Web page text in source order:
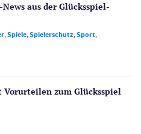
aus der Glücksspiel-
,Spiele,Spielerschutz,Sport,
zum Glücksspiel